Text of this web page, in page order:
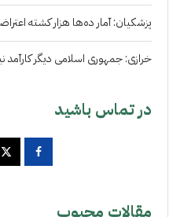
پزشکیان: آمار ده‌ها هزار کشته
خرازی: جمهوری اسلامی دیگر
در تماس باشید
مقالات محبوب